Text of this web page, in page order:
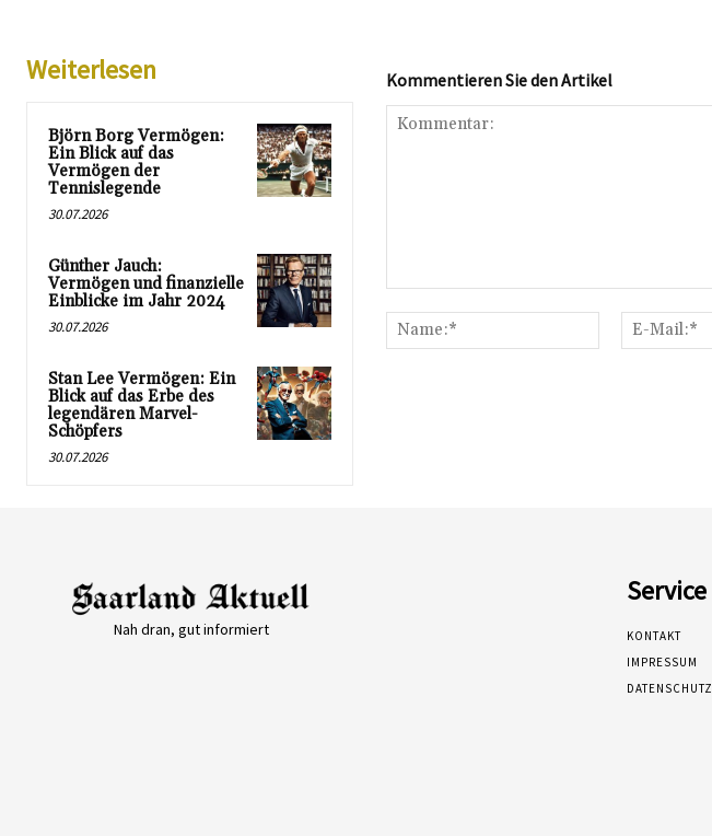
Weiterlesen
Björn Borg Vermögen:
Ein Blick auf das
Vermögen der
Tennislegende
30.07.2026
Günther Jauch:
Vermögen und finanzielle
Einblicke im Jahr 2024
30.07.2026
Stan Lee Vermögen: Ein
Blick auf das Erbe des
legendären Marvel-
Schöpfers
30.07.2026
Kommentieren Sie den Artikel
Name:*
Nah dran, gut informiert
Service
KONTAKT
IMPRESSUM
DATENSCHUTZ